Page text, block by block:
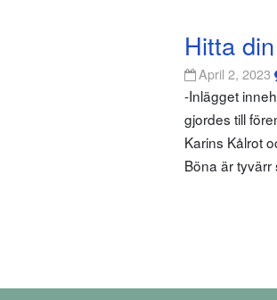
Hitta
April 2, 2023
-Inlägget
gjordes till
Karins Kålrot
Böna är